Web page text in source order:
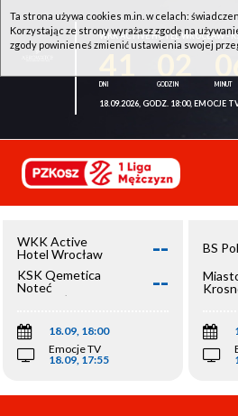
WKK ACTIVE HOTEL WROCŁAW -
18.09.2026, GODZ. 18:00, EMOCJE
WKK Active
Hotel Wrocław
--
KSK Qemetica
Noteć
Inowrocław
--
18.09, 18:00
Emocje TV
18.09, 17:55
BS
Ta strona używa cookies m.in. w celach:
Korzystając ze strony wyrażasz zgodę na
zgody powinieneś zmienić ustawienia swojej